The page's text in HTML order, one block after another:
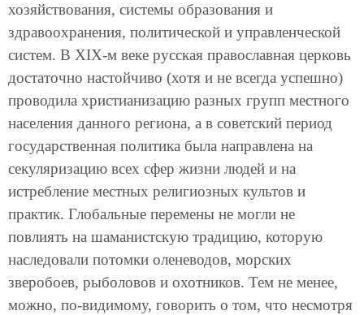
хозяйствования, системы образования и
здравоохранения, политической и управленческой
систем. В XIX-м веке русская православная церковь
достаточно настойчиво (хотя и не всегда успешно)
проводила христианизацию разных групп местного
населения данного региона, а в советский период
государственная политика была направлена на
секуляризацию всех сфер жизни людей и на
истребление местных религиозных культов и
практик. Глобальные перемены не могли не
повлиять на шаманистскую традицию, которую
наследовали потомки оленеводов, морских
зверобоев, рыболовов и охотников. Тем не менее,
можно, по-видимому, говорить о том, что несмотря